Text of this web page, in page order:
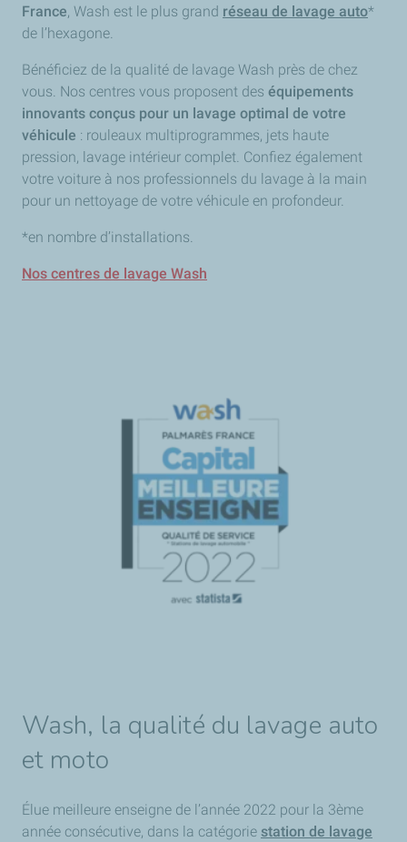
France, Wash est le plus grand réseau de lavage auto*
de l’hexagone.
Bénéficiez de la qualité de lavage Wash près de chez
vous. Nos centres vous proposent des équipements
innovants conçus pour un lavage optimal de votre
véhicule : rouleaux multiprogrammes, jets haute
pression, lavage intérieur complet. Confiez également
votre voiture à nos professionnels du lavage à la main
pour un nettoyage de votre véhicule en profondeur.
*en nombre d’installations.
Nos centres de lavage Wash
Wash, la qualité du lavage auto
et moto
Élue meilleure enseigne de l’année 2022 pour la 3ème
année consécutive, dans la catégorie station de lavage